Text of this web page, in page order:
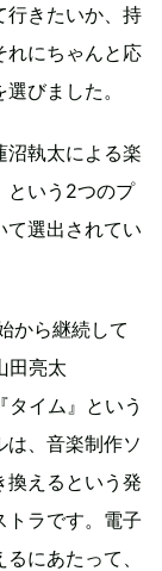
行きたいか、持
れにちゃんと応
びました。
執太による楽
という2つのプ
て選出されてい
から継続して
田亮太
タイム』という
、音楽制作ソ
換えるという発
トラです。電子
にあたって、